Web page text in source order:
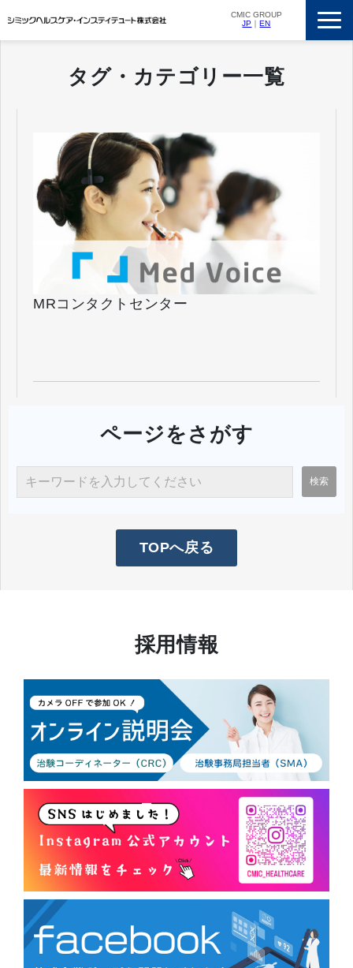
CMIC GROUP
JP ｜EN
私たちの強み
ニュースリリース
会社概要
採用情報
タグ・カテゴリー一覧
MRコンタクトセンター
ページをさがす
TOPへ戻る
採用情報